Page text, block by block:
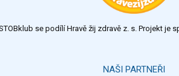
se podílí Hravě žij zdravě z. s. Projekt je
NAŠI PARTNEŘI